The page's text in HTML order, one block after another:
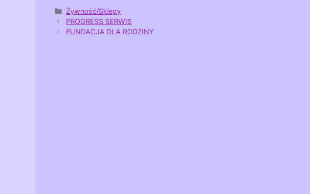
Kategorie
Żywność/Sklepy
PROGRESS SERWIS
FUNDACJA DLA RODZINY